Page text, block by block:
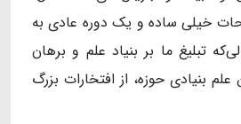
خیلی ساده و یک دوره عادی به
تبلیغ ما بر بنیاد علم و برهان
بنیادی حوزه، از افتخارات بزرگ